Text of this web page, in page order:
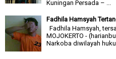
Kuningan Persada – ...
Fadhila Hamsyah
Fadhila Hamsyah,
MOJOKERTO -
Narkoba diwilayah